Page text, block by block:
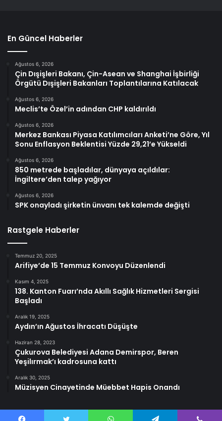
En Güncel Haberler
Ağustos 6, 2026
Çin Dışişleri Bakanı, Çin-Asean ve Shanghai İşbirliği
Örgütü Dışişleri Bakanları Toplantılarına Katılacak
Ağustos 6, 2026
Meclis’te Özel’in adından CHP kaldırıldı
Ağustos 6, 2026
Merkez Bankası Piyasa Katılımcıları Anketi’ne Göre, Yıl
Sonu Enflasyon Beklentisi Yüzde 29,21’e Yükseldi
Ağustos 6, 2026
850 metrede başladılar, dünyaya açıldılar:
İngiltere’den talep yağıyor
Ağustos 6, 2026
SPK onayladı şirketin ünvanı tek kalemde değişti
Rastgele Haberler
Temmuz 20, 2025
Arifiye’de 15 Temmuz Konvoyu Düzenlendi
Kasım 4, 2025
138. Kanton Fuarı’nda Akıllı Sağlık Hizmetleri Sergisi
Başladı
Aralık 19, 2025
Aydın’ın Ağustos İhracatı Düşüşte
Haziran 28, 2023
Çukurova Belediyesi Adana Demirspor, Beren
Yeşilırmak’ı kadrosuna kattı
Aralık 30, 2025
Müzisyen Cinayetinde Müebbet Hapis Onandı